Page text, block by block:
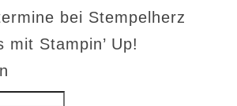
bei Stempelherz
mit Stampin’ Up!